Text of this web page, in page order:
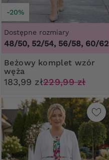
-20%
Dostępne rozmiary
48/50, 52/54, 56/58, 60/62
Beżowy komplet wzór
węża
183,99 zł229,99 zł